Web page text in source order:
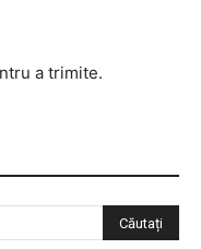
a trimite.